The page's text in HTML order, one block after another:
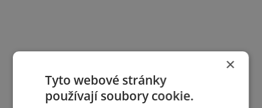
×
Tyto webové stránky
používají soubory cookie.